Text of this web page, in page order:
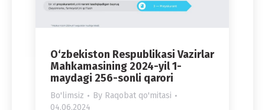
O‘zbekiston Respublikasi Vazirlar
Mahkamasining 2024-yil 1-
maydagi 256-sonli qarori
Bo'limsiz By Raqobat qo'mitasi
04.06.2024